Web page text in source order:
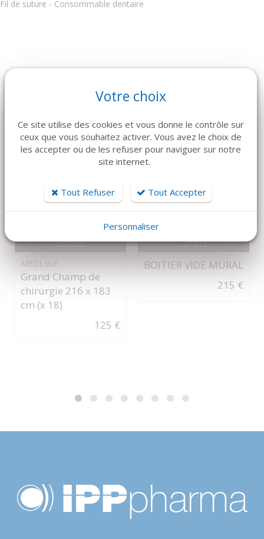
Fil de suture - Consommable dentaire
DÉTAILS
MEDLINE
Grand Champ de
chirurgie 216 x 183
cm (x 18)
125 €
DÉTAILS
BOITIER VIDE MURAL
215 €
Votre choix
Ce site utilise des cookies et vous donne le contrôle sur
ceux que vous souhaitez activer. Vous avez le choix de
les accepter ou de les refuser pour naviguer sur notre
site internet.
Tout Refuser Tout Accepter
Personnaliser